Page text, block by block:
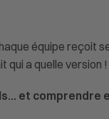
équipe reçoit
qui a quelle version !
et comprendre